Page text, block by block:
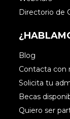
Directorio de
Blog
Contacta con
Solicita tu
Becas
Quiero ser